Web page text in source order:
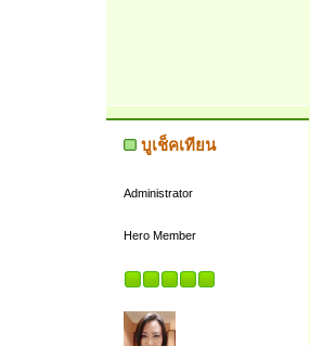
บูเช็คเทียน
Administrator
Hero Member